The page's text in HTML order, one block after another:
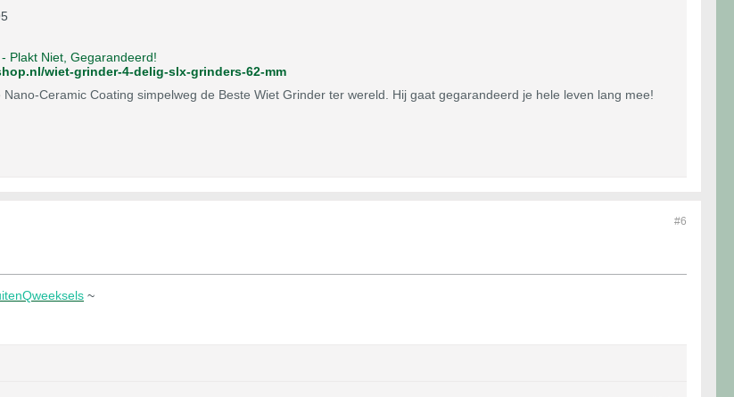
Plakt Niet, Gegarandeerd!
wiet-grinder-4-delig-slx-grinders-62-mm
Nano-Ceramic Coating simpelweg de Beste Wiet Grinder ter wereld. Hij gaat gegarandeerd je hele leven lang mee!
#6
~